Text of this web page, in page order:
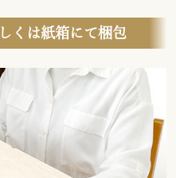
くは紙箱にて梱包